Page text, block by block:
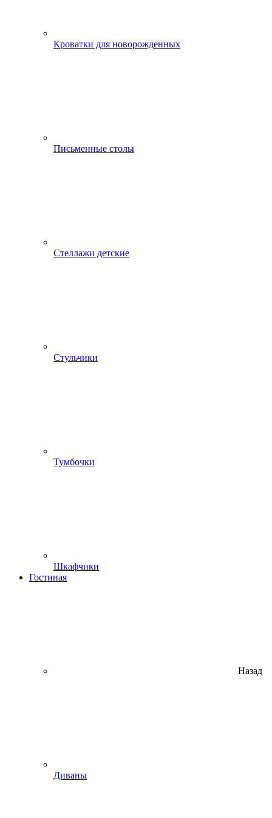
Кроватки для новорожденных
Письменные столы
Стеллажи детские
Стульчики
Тумбочки
Шкафчики
Гостиная
Назад
Диваны